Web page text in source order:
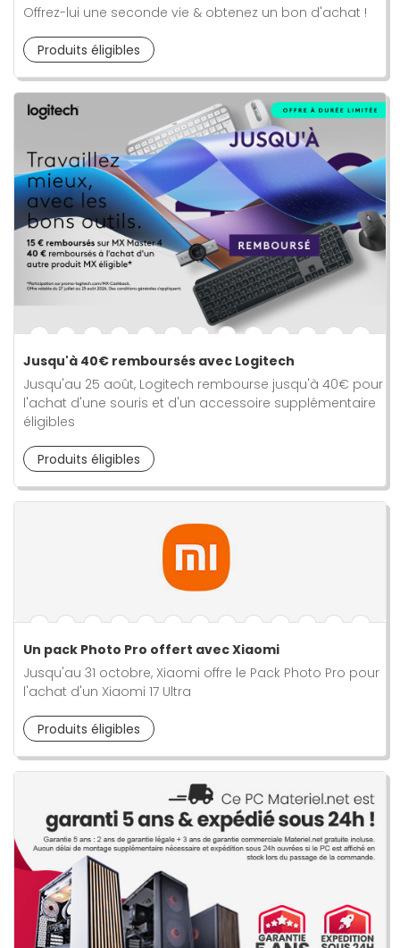
Offrez-lui une seconde vie & obtenez un bon d'achat !
Produits éligibles
Jusqu'à 40€ remboursés avec Logitech
Jusqu'au 25 août, Logitech rembourse jusqu'à 40€ pour
l'achat d'une souris et d'un accessoire supplémentaire
éligibles
Produits éligibles
Un pack Photo Pro offert avec Xiaomi
Jusqu'au 31 octobre, Xiaomi offre le Pack Photo Pro pour
l'achat d'un Xiaomi 17 Ultra
Produits éligibles